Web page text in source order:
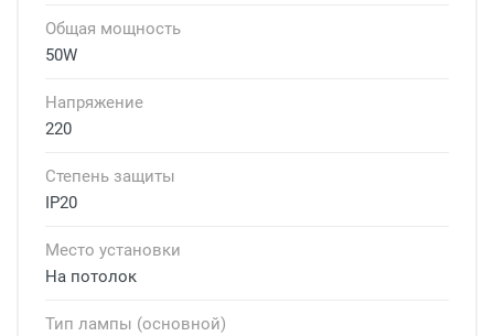
Общая мощность
50W
Напряжение
220
Степень защиты
IP20
Место установки
На потолок
Тип лампы (основной)